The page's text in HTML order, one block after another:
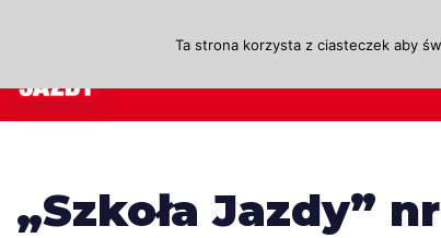
do
treści
„Szkoła Jazdy”
Ta strona korzysta z ciasteczek aby